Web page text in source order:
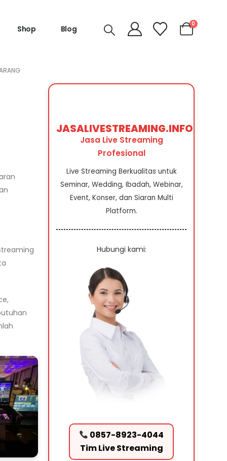
Shop Blog
0
JASALIVESTREAMING.INFO
Jasa Live Streaming
Profesional
Live Streaming Berkualitas untuk
Seminar, Wedding, Ibadah, Webinar,
Event, Konser, dan Siaran Multi
Platform.
Hubungi kami:
0857-8923-4044
Tim Live Streaming